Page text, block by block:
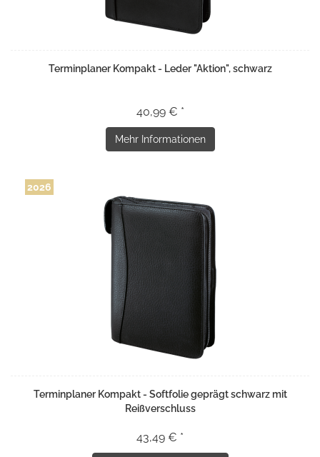
Terminplaner Kompakt - Leder "Aktion", schwarz
40,99 € *
Mehr Informationen
2026
Terminplaner Kompakt - Softfolie geprägt schwarz mit
Reißverschluss
43,49 € *